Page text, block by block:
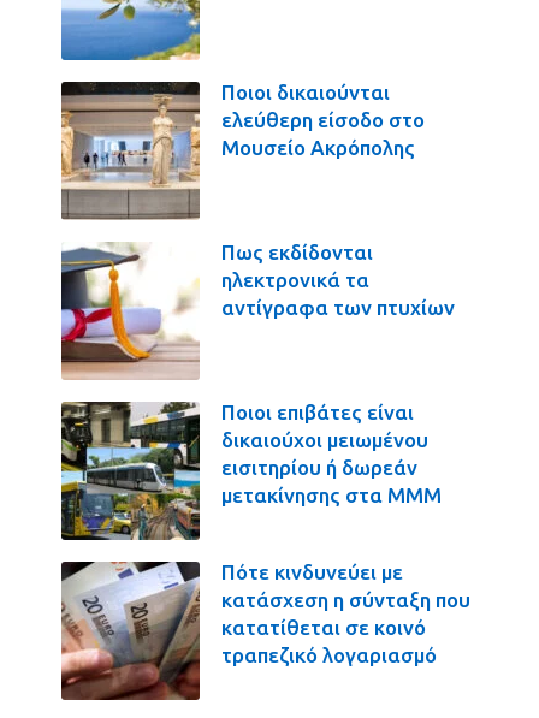
Ποιοι δικαιούνται
ελεύθερη είσοδο στο
Μουσείο Ακρόπολης
Πως εκδίδονται
ηλεκτρονικά τα
αντίγραφα των πτυχίων
Ποιοι επιβάτες είναι
δικαιούχοι μειωμένου
εισιτηρίου ή δωρεάν
μετακίνησης στα ΜΜΜ
Πότε κινδυνεύει με
κατάσχεση η σύνταξη που
κατατίθεται σε κοινό
τραπεζικό λογαριασμό